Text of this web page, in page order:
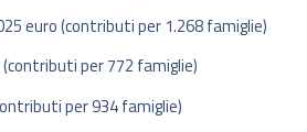
euro (contributi per 1.268 famiglie)
per 772 famiglie)
per 934 famiglie)